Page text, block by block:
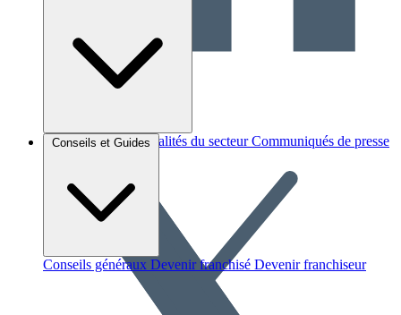
Brèves et actus Actualités du secteur Communiqués de presse
Conseils et Guides
Conseils généraux Devenir franchisé Devenir franchiseur